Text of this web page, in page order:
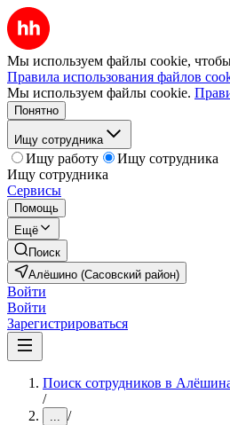
Мы используем файлы cookie, чтобы
Правила использования файлов
Мы используем файлы cookie.
Понятно
Ищу сотрудника
Ищу работу
Ищу сотрудника
Ищу сотрудника
Сервисы
Помощь
Ещё
Поиск
Алёшино (Сасовский район)
Войти
Войти
Зарегистрироваться
Поиск сотрудников в
/
... /